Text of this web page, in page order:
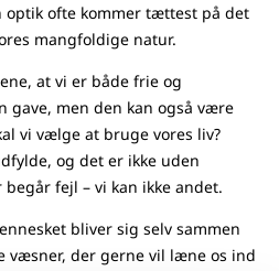
ofte kommer tættest på det
mangfoldige natur.
at vi er både frie og
gave, men den kan også være
vi vælge at bruge vores liv?
og det er ikke uden
fejl – vi kan ikke andet.
bliver sig selv sammen
væsner, der gerne vil læne os ind